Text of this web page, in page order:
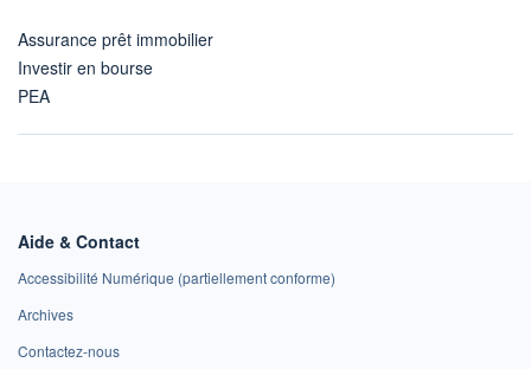
Assurance prêt immobilier
Investir en bourse
PEA
Aide & Contact
Accessibilité Numérique (partiellement conforme)
Archives
Contactez-nous